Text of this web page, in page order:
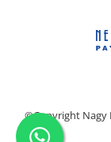
©Copyright Nagy